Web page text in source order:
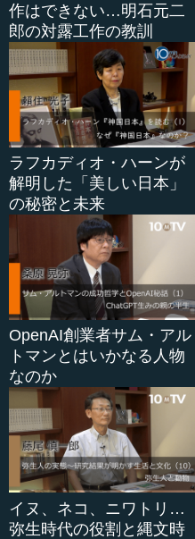
作はできない…明石元二
郎の対露工作の教訓
ラフカディオ・ハーンが
解明した「美しい日本」
の秘密と未来
OpenAI創業者サム・アル
トマンとはいかなる人物
なのか
イヌ、ネコ、ニワトリ…
弥生時代の役割と縄文時